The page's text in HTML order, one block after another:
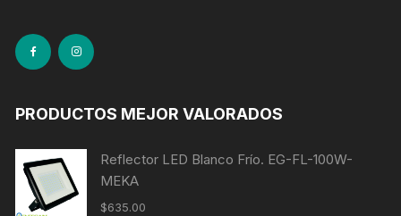
PRODUCTOS MEJOR VALORADOS
Reflector LED Blanco Frío. EG-FL-100W-
MEKA
$635.00